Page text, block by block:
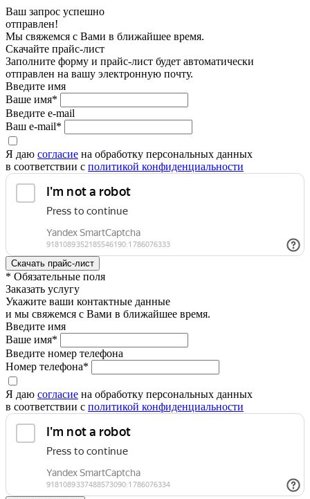
Ваш запрос успешно
отправлен!
Мы свяжемся с Вами в ближайшее время.
Скачайте прайс-лист
Заполните форму и прайс-лист будет автоматически
отправлен на вашу электронную почту.
Введите имя
Ваше имя*
Введите e-mail
Ваш e-mail*
Я даю согласие на обработку персональных данных
в соответствии с политикой конфиденциальности
* Обязательные поля
Заказать услугу
Укажите ваши контактные данные
и мы свяжемся с Вами в ближайшее время.
Введите имя
Ваше имя*
Введите номер телефона
Номер телефона*
Я даю согласие на обработку персональных данных
в соответствии с политикой конфиденциальности